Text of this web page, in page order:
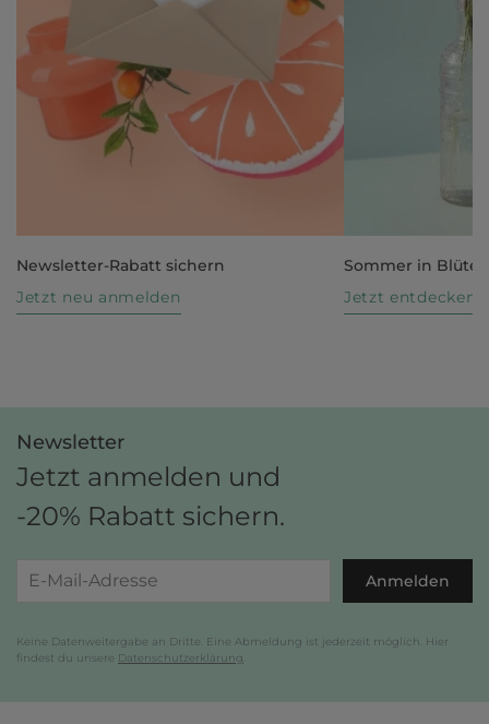
Newsletter-Rabatt sichern
Jetzt neu anmelden
Sommer in Blüte
Jetzt entdecken
Newsletter
Jetzt anmelden und
-20% Rabatt sichern.
Anmelden
Keine Datenweitergabe an Dritte. Eine Abmeldung ist jederzeit möglich. Hier
findest du unsere Datenschutzerklärung